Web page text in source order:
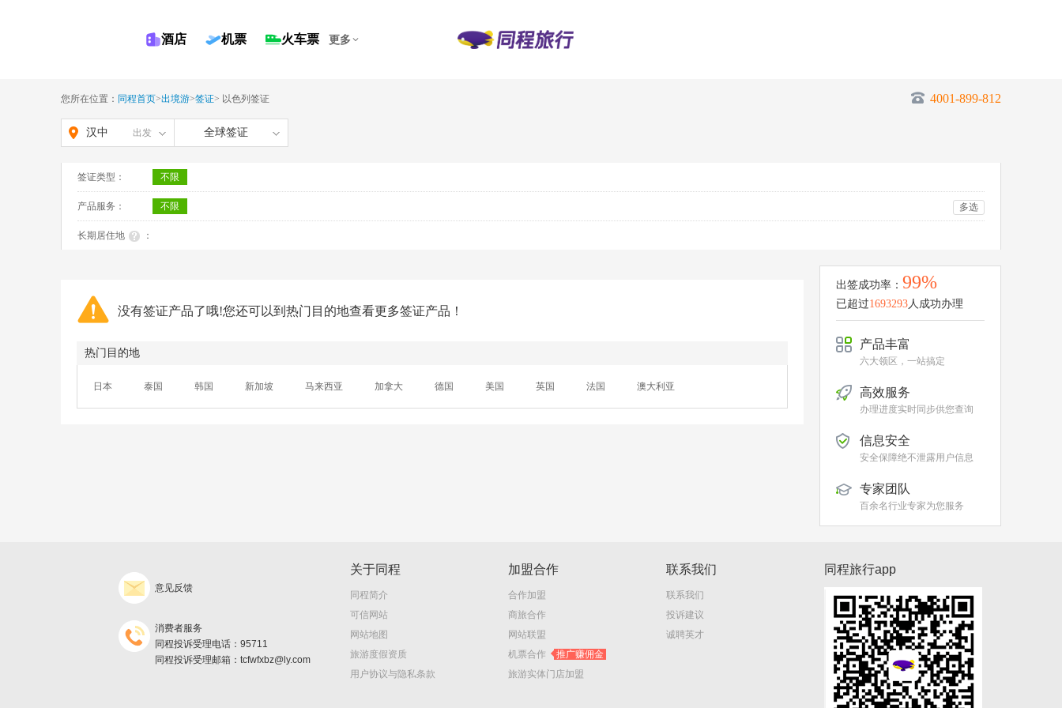
酒店 机票 火车票 更多
您所在位置： 同程首页>出境游>签证> 以色列签证 4001-899-812
汉中 出发 全球签证
签证类型： 不限
产品服务： 不限 多选
长期居住地 ：
没有签证产品了哦!您还可以到热门目的地查看更多签证产品！
热门目的地
日本 泰国 韩国 新加坡 马来西亚 加拿大 德国 美国 英国 法国 澳大利亚
出签成功率： 99%
已超过1693293人成功办理
产品丰富
六大领区，一站搞定
高效服务
办理进度实时同步供您查询
信息安全
安全保障绝不泄露用户信息
专家团队
百余名行业专家为您服务
意见反馈
消费者服务
同程投诉受理电话：95711
同程投诉受理邮箱：tcfwfxbz@ly.com
关于同程
同程简介
可信网站
网站地图
旅游度假资质
用户协议与隐私条款
加盟合作
合作加盟
商旅合作
网站联盟
机票合作
推广赚佣金
旅游实体门店加盟
联系我们
联系我们
投诉建议
诚聘英才
同程旅行app